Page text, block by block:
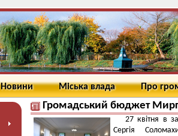
Новини Міська влада Про
Громадський бюджет
27 квітня в
Сергія